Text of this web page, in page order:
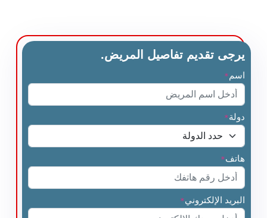
يرجى تقديم تفاصيل المريض.
اسم *
دولة*
هاتف*
البريد الإلكتروني*